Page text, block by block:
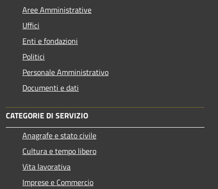
Aree Amministrative
Uffici
Enti e fondazioni
Politici
Personale Amministrativo
Documenti e dati
CATEGORIE DI SERVIZIO
Anagrafe e stato civile
Cultura e tempo libero
Vita lavorativa
Imprese e Commercio